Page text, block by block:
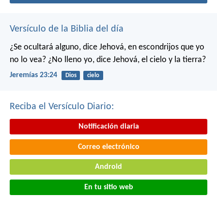
Versículo de la Biblia del día
¿Se ocultará alguno, dice Jehová, en escondrijos que yo
no lo vea? ¿No lleno yo, dice Jehová, el cielo y la tierra?
Jeremías 23:24 Dios cielo
Reciba el Versículo Diario:
Notificación diaria
Correo electrónico
Android
En tu sitio web